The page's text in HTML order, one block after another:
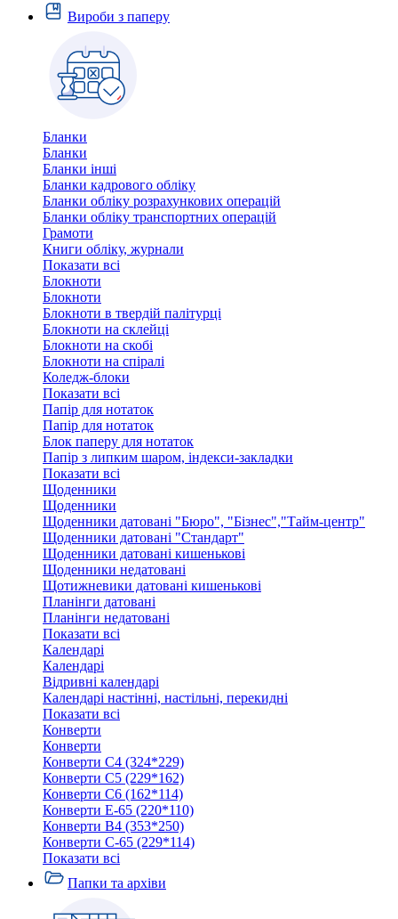
Вироби з паперу
Бланки
Бланки
Бланки інші
Бланки кадрового обліку
Бланки обліку розрахункових операцій
Бланки обліку транспортних операцій
Грамоти
Книги обліку, журнали
Показати всі
Блокноти
Блокноти
Блокноти в твердій палітурці
Блокноти на склейці
Блокноти на скобі
Блокноти на спіралі
Коледж-блоки
Показати всі
Папір для нотаток
Папір для нотаток
Блок паперу для нотаток
Папір з липким шаром, індекси-закладки
Показати всі
Щоденники
Щоденники
Щоденники датовані "Бюро", "Бізнес","Тайм-центр"
Щоденники датовані "Стандарт"
Щоденники датовані кишенькові
Щоденники недатовані
Щотижневики датовані кишенькові
Планінги датовані
Планінги недатовані
Показати всі
Календарі
Календарі
Відривні календарі
Календарі настінні, настільні, перекидні
Показати всі
Конверти
Конверти
Конверти C4 (324*229)
Конверти C5 (229*162)
Конверти C6 (162*114)
Конверти E-65 (220*110)
Конверти В4 (353*250)
Конверти С-65 (229*114)
Показати всі
Папки та архіви